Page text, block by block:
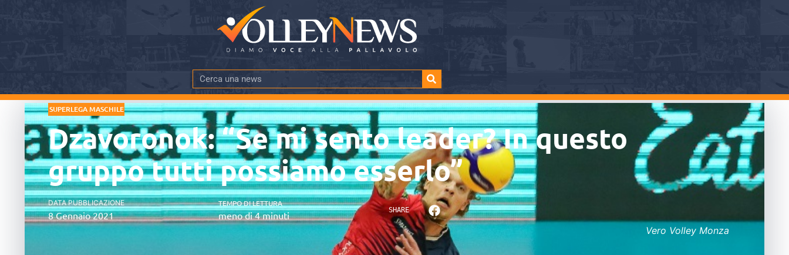
SUPERLEGA MASCHILE
Dzavoronok: “Se mi sento leader? In questo
gruppo tutti possiamo esserlo”
DATA PUBBLICAZIONE
8 Gennaio 2021
TEMPO DI LETTURA
meno di 4 minuti SHARE
Vero Volley Monza